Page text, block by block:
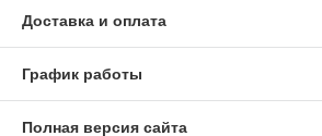
Доставка и оплата
График работы
Полная версия сайта